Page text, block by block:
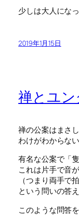
少しは大人にな
2019年1月15日
禅とユ
禅の公案はまさし
わけがわからない
有名な公案で「
これは片手で音
（つまり両手で
という問いの答
このような問答